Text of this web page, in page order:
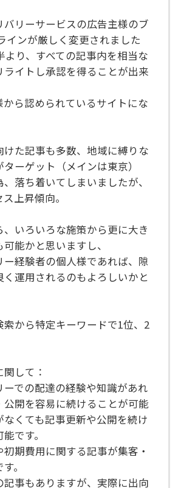
バリーサービスの広告主様のブ
インが厳しく変更されました
より、すべての記事内を相当な
ライトし承認を得ることが出来
から認められているサイトにな
けた記事も多数、地域に縛りな
ーゲット（メインは東京）
、落ち着いてしまいましたが、
上昇傾向。
いろいろな施策から更に大き
能かと思いますし、
ー経験者の個人様であれば、隙
く運用されるのもよろしいかと
索から特定キーワードで1位、2
して：
ーでの配達の経験や知識があれ
公開を容易に続けることが可能
くても記事更新や公開を続け
です。
期費用に関する記事が集客・
。
記事もありますが、実際に出向